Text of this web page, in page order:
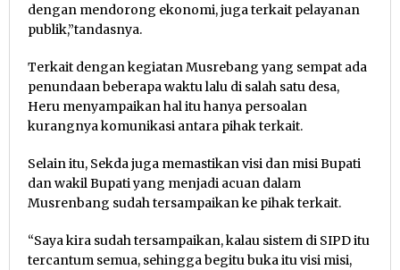
dengan mendorong ekonomi, juga terkait pelayanan
publik,”tandasnya.
Terkait dengan kegiatan Musrebang yang sempat ada
penundaan beberapa waktu lalu di salah satu desa,
Heru menyampaikan hal itu hanya persoalan
kurangnya komunikasi antara pihak terkait.
Selain itu, Sekda juga memastikan visi dan misi Bupati
dan wakil Bupati yang menjadi acuan dalam
Musrenbang sudah tersampaikan ke pihak terkait.
“Saya kira sudah tersampaikan, kalau sistem di SIPD itu
tercantum semua, sehingga begitu buka itu visi misi,